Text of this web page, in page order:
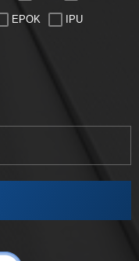
EPOK IPU
電子工業